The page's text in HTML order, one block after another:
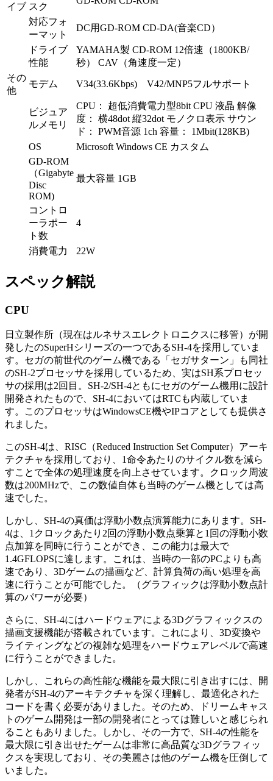
イブ スク
対応フォ
ーマット
DC用GD-ROM CD-DA(音楽CD）
ドライブ
性能
YAMAHA製 CD-ROM 12倍速（1800KB/
秒） CAV（角速度一定）
その
他
モデム V34(33.6Kbps) V42/MNP5フルサポート
ビジュア
ルメモリ
CPU： 超低消費電力型8bit CPU 液晶 解像
度： 横48dot 縦32dot モノクロ表示 サウン
ド： PWM音源 1ch 容量： 1Mbit(128KB)
OS
Microsoft Windows CE カスタム
GD-ROM
（Gigabyte
Disc
ROM)
最大容量 1GB
コントロ
ーラポー
ト数
4
消費電力 22W
スペック解説
CPU
日立製作所（現在はルネサスエレクトロニクスに移管）が開
発したのSuperHシリーズの一つであるSH-4を採用していま
す。セガの前世代のゲーム機である「セガサターン」も同社
のSH-2プロセッサを採用しているため、実はSH系プロセッ
サの採用は2回目。SH-2/SH-4ともにセガのゲーム機用に設計
開発されたもので、SH-4においてはRTCも内蔵していま
す。このプロセッサはWindowsCE機やIPコアとしても提供さ
れました。
このSH-4は、RISC（Reduced Instruction Set Computer）アーキ
テクチャを採用しており、1命令あたりのサイクル数を減ら
すことで全体の処理速度を向上させています。クロック周波
数は200MHzで、この数値自体も当時のゲーム機としては高
速でした。
しかし、SH-4の真価は浮動小数点演算能力にあります。SH-
4は、1クロックあたり2回の浮動小数点乗算と1回の浮動小数
点加算を同時に行うことができ、この能力は最大で
1.4GFLOPSに達します。これは、当時の一部のPCよりも高
速であり、3Dゲームの描画など、計算負荷の高い処理を高
速に行うことが可能でした。（グラフィックは浮動小数点計
算のパワーが必要）
さらに、SH-4にはハードウェアによる3Dグラフィックスの
描画支援機能が搭載されています。これにより、3D変換や
ライティングなどの複雑な処理をハードウェアレベルで高速
に行うことができました。
しかし、これらの高性能な機能を最大限に引き出すには、開
発者がSH-4のアーキテクチャを深く理解し、最適化された
コードを書く必要がありました。そのため、ドリームキャス
トのゲーム開発は一部の開発者にとっては難しいと感じられ
ることもありました。しかし、その一方で、SH-4の性能を
最大限に引き出せたゲームは非常に高品質な3Dグラフィッ
クスを実現しており、その美麗さは他のゲーム機を圧倒して
いました。